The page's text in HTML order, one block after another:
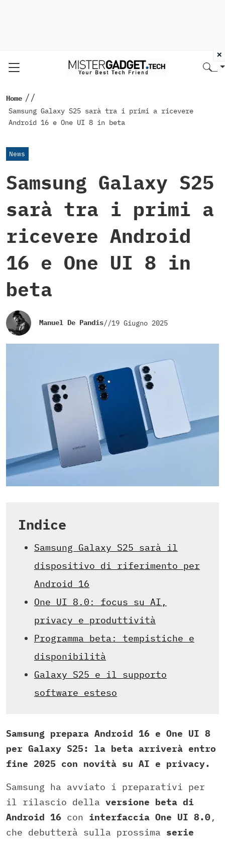
Home //
Samsung Galaxy S25 sarà tra i primi a ricevere
Android 16 e One UI 8 in beta
News
Samsung Galaxy S25
sarà tra i primi a
ricevere Android
16 e One UI 8 in
beta
Manuel De Pandis//19 Giugno 2025
Indice
Samsung Galaxy S25 sarà il
dispositivo di riferimento per
Android 16
One UI 8.0: focus su AI,
privacy e produttività
Programma beta: tempistiche e
disponibilità
Galaxy S25 e il supporto
software esteso
Samsung prepara Android 16 e One UI 8
per Galaxy S25: la beta arriverà entro
fine 2025 con novità su AI e privacy.
Samsung ha avviato i preparativi per
il rilascio della versione beta di
Android 16 con interfaccia One UI 8.0,
che debutterà sulla prossima serie
×